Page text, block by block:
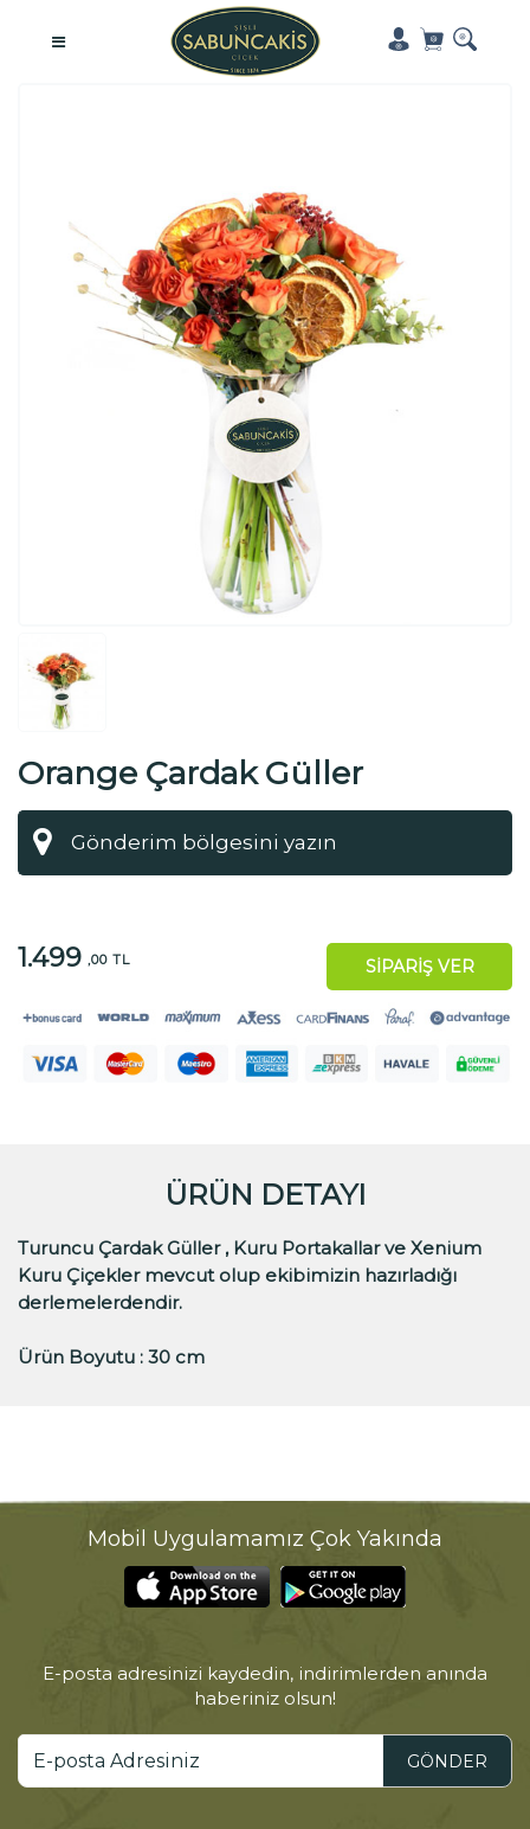
Orange Çardak Güller
1.499 ,00 TL SİPARİŞ VER
ÜRÜN DETAYI
Turuncu Çardak Güller , Kuru Portakallar ve Xenium
Kuru Çiçekler mevcut olup ekibimizin hazırladığı
derlemelerdendir.
Ürün Boyutu : 30 cm
Mobil Uygulamamız Çok Yakında
E-posta adresinizi kaydedin, indirimlerden anında
haberiniz olsun!
GÖNDER